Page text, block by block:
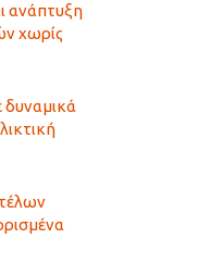
ανάπτυξη
χωρίς
δυναμικά